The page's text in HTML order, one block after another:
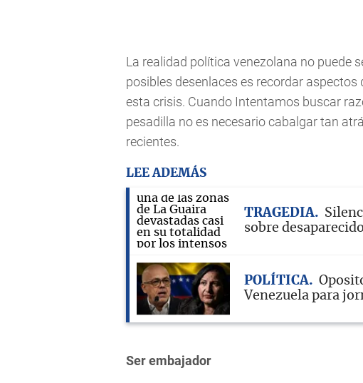
La realidad política venezolana no puede
posibles desenlaces es recordar
esta crisis. Cuando Intentamos buscar
pesadilla no es necesario cabalgar tan
recientes.
LEE ADEMÁS
TRAGEDIA
sobre
POLÍTICA
Venezuela para
Ser embajador